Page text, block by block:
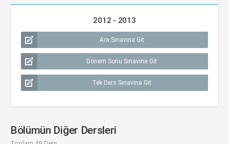
2012 - 2013
Ara Sınavına Git
Dönem Sonu Sınavına Git
Tek Ders Sınavına Git
Bölümün Diğer Dersleri